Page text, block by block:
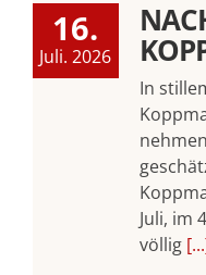
16.
Juli. 2026
In
Juli, im
völlig